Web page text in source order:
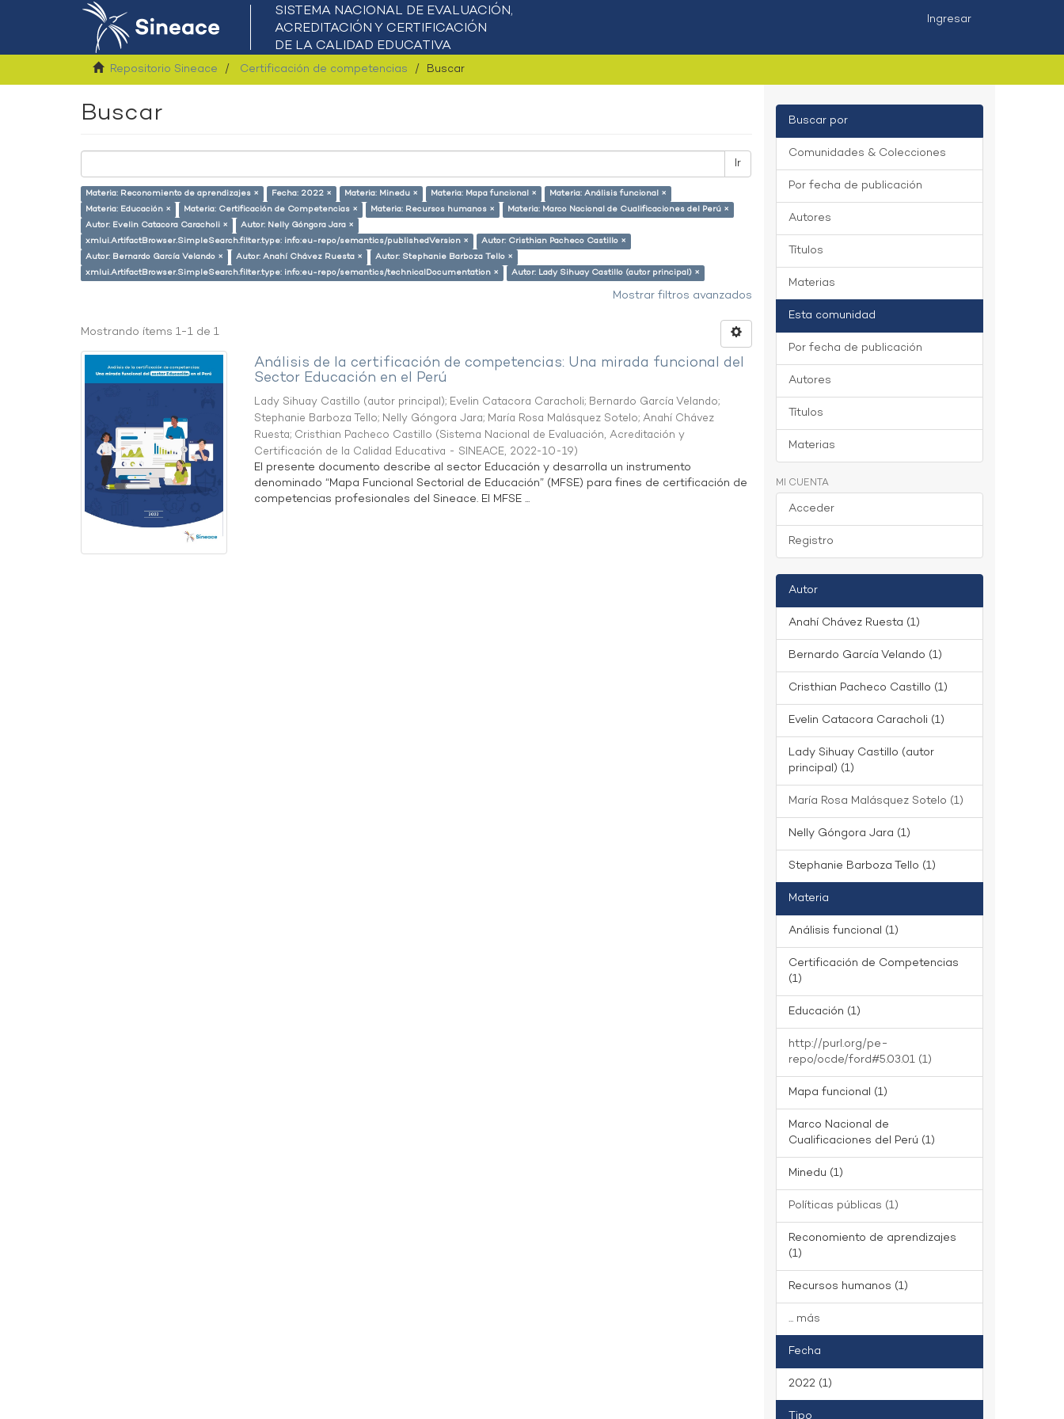
Ingresar
Repositorio Sineace Certificación de competencias Buscar
Buscar
Ir
Materia: Reconomiento de aprendizajes × Fecha: 2022 × Materia: Minedu × Materia: Mapa funcional ×
Materia: Análisis funcional ×
Materia: Educación ×
Materia: Certificación de Competencias × Materia: Recursos humanos ×
Materia: Marco Nacional de Cualificaciones del Perú ×
Autor: Evelin Catacora Caracholi ×
Autor: Nelly Góngora Jara ×
xmlui.ArtifactBrowser.SimpleSearch.filter.type: info:eu-repo/semantics/publishedVersion ×
Autor: Cristhian Pacheco Castillo ×
Autor: Bernardo García Velando ×
Autor: Anahí Chávez Ruesta ×
Autor: Stephanie Barboza Tello ×
xmlui.ArtifactBrowser.SimpleSearch.filter.type: info:eu-repo/semantics/technicalDocumentation ×
Autor: Lady Sihuay Castillo (autor principal) ×
Mostrar filtros avanzados
Mostrando ítems 1-1 de 1
Análisis de la certificación de competencias: Una mirada funcional del
Sector Educación en el Perú
Lady Sihuay Castillo (autor principal); Evelin Catacora Caracholi; Bernardo García Velando;
Stephanie Barboza Tello; Nelly Góngora Jara; María Rosa Malásquez Sotelo;Anahí Chávez
Ruesta; Cristhian Pacheco Castillo (Sistema Nacional de Evaluación, Acreditación y
Certificación de la Calidad Educativa - SINEACE, 2022-10-19)
El presente documento describe al sector Educación y desarrolla un instrumento
denominado “Mapa Funcional Sectorial de Educación” (MFSE) para fines de certificación de
competencias profesionales del Sineace. El MFSE ...
Buscar por
Comunidades & Colecciones
Por fecha de publicación
Autores
Títulos
Materias
Esta comunidad
Por fecha de publicación
Autores
Títulos
Materias
MI CUENTA
Acceder
Registro
Autor
Anahí Chávez Ruesta (1)
Bernardo García Velando (1)
Cristhian Pacheco Castillo (1)
Evelin Catacora Caracholi (1)
Lady Sihuay Castillo (autor
principal) (1)
María Rosa Malásquez Sotelo (1)
Nelly Góngora Jara (1)
Stephanie Barboza Tello (1)
Materia
Análisis funcional (1)
Certificación de Competencias
(1)
Educación (1)
http://purl.org/pe-
repo/ocde/ford#5.03.01 (1)
Mapa funcional (1)
Marco Nacional de
Cualificaciones del Perú (1)
Minedu (1)
Políticas públicas (1)
Reconomiento de aprendizajes
(1)
Recursos humanos (1)
... más
Fecha
2022 (1)